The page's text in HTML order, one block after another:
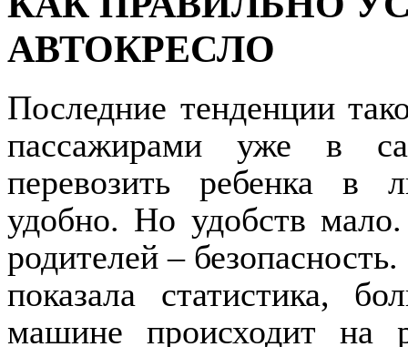
АВТОКРЕСЛО
Последние тенденции
пассажирами уже в
перевозить ребенка в
удобно. Но удобств
родителей –
показала статистика,
машине происходит на